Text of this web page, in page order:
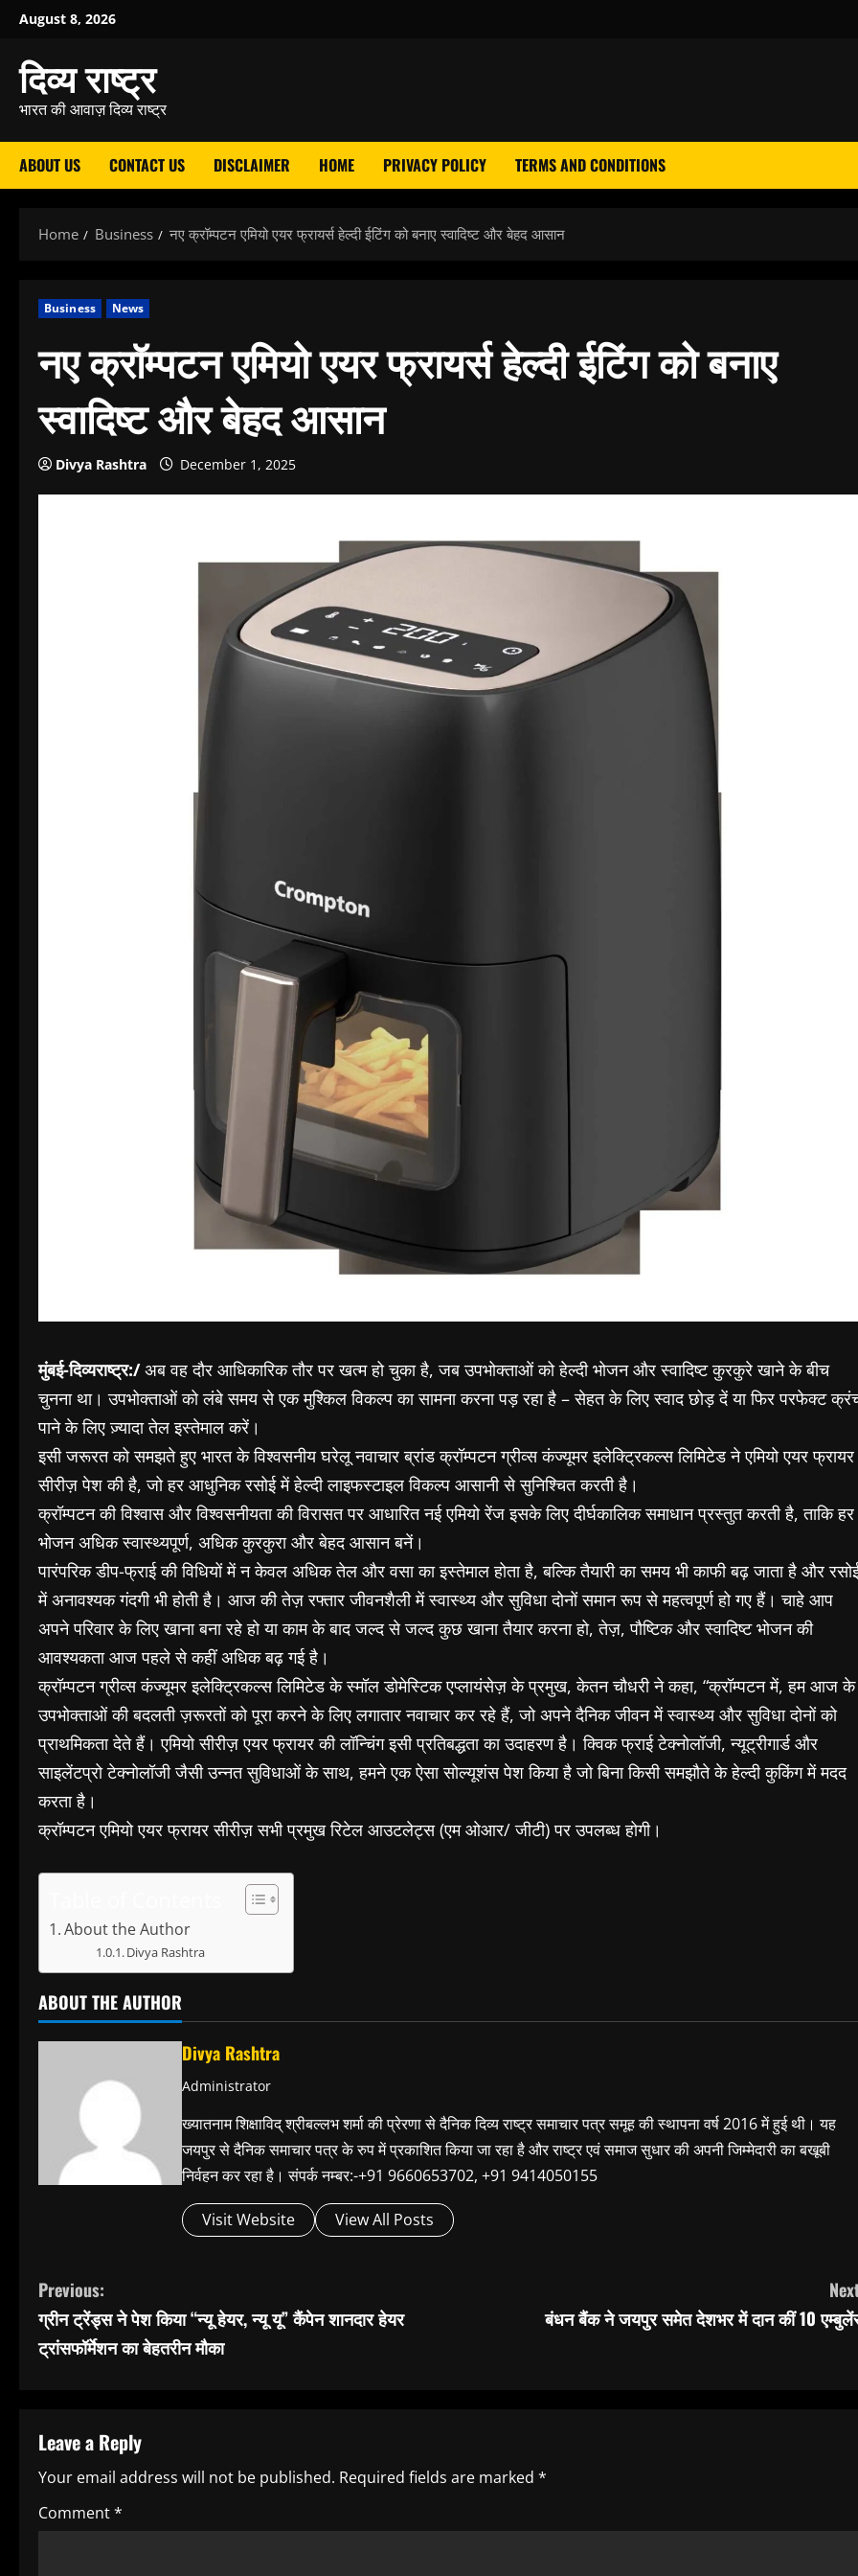
Skip
content
August 8, 2026
दिव्य राष्ट्र
भारत की आवाज़ दिव्य राष्ट्र
ABOUT US CONTACT US DISCLAIMER HOME PRIVACY POLICY TERMS AND CONDITIONS
Home Business नए क्रॉम्पटन एमियो एयर फ्रायर्स हेल्दी ईटिंग को बनाए स्वादिष्ट और बेहद आसान
Business News
नए क्रॉम्पटन एमियो एयर फ्रायर्स हेल्दी ईटिंग को बनाए
स्वादिष्ट और बेहद आसान
Divya Rashtra December 1, 2025
मुंबई-दिव्यराष्ट्र:/अब वह दौर आधिकारिक तौर पर खत्म हो चुका है, जब उपभोक्ताओं को हेल्दी भोजन और स्वादिष्ट कुरकुरे खाने के बीच
चुनना था। उपभोक्ताओं को लंबे समय से एक मुश्किल विकल्प का सामना करना पड़ रहा है – सेहत के लिए स्वाद छोड़ दें या फिर परफेक्ट
पाने के लिए ज़्यादा तेल इस्तेमाल करें।
इसी जरूरत को समझते हुए भारत के विश्वसनीय घरेलू नवाचार ब्रांड क्रॉम्पटन ग्रीव्स कंज्यूमर इलेक्ट्रिकल्स लिमिटेड ने एमियो एयर फ्रायर
सीरीज़ पेश की है, जो हर आधुनिक रसोई में हेल्दी लाइफस्टाइल विकल्प आसानी से सुनिश्चित करती है।
क्रॉम्पटन की विश्वास और विश्वसनीयता की विरासत पर आधारित नई एमियो रेंज इसके लिए दीर्घकालिक समाधान प्रस्तुत करती है, ताकि हर
भोजन अधिक स्वास्थ्यपूर्ण, अधिक कुरकुरा और बेहद आसान बनें।
पारंपरिक डीप-फ्राई की विधियों में न केवल अधिक तेल और वसा का इस्तेमाल होता है, बल्कि तैयारी का समय भी काफी बढ़ जाता है और
में अनावश्यक गंदगी भी होती है। आज की तेज़ रफ्तार जीवनशैली में स्वास्थ्य और सुविधा दोनों समान रूप से महत्वपूर्ण हो गए हैं। चाहे आप
अपने परिवार के लिए खाना बना रहे हो या काम के बाद जल्द से जल्द कुछ खाना तैयार करना हो, तेज़, पौष्टिक और स्वादिष्ट भोजन की
आवश्यकता आज पहले से कहीं अधिक बढ़ गई है।
क्रॉम्पटन ग्रीव्स कंज्यूमर इलेक्ट्रिकल्स लिमिटेड के स्मॉल डोमेस्टिक एप्लायंसेज़ के प्रमुख, केतन चौधरी ने कहा, “क्रॉम्पटन में, हम आज के
उपभोक्ताओं की बदलती ज़रूरतों को पूरा करने के लिए लगातार नवाचार कर रहे हैं, जो अपने दैनिक जीवन में स्वास्थ्य और सुविधा दोनों को
प्राथमिकता देते हैं। एमियो सीरीज़ एयर फ्रायर की लॉन्चिंग इसी प्रतिबद्धता का उदाहरण है। क्विक फ्राई टेक्नोलॉजी, न्यूट्रीगार्ड और
साइलेंटप्रो टेक्नोलॉजी जैसी उन्नत सुविधाओं के साथ, हमने एक ऐसा सोल्यूशंस पेश किया है जो बिना किसी समझौते के हेल्दी कुकिंग में मदद
करता है।
क्रॉम्पटन एमियो एयर फ्रायर सीरीज़ सभी प्रमुख रिटेल आउटलेट्स (एम ओआर/ जीटी) पर उपलब्ध होगी।
About the Author
Divya Rashtra
ABOUT THE AUTHOR
Divya Rashtra
Administrator
ख्यातनाम शिक्षाविद् श्रीबल्लभ शर्मा की प्रेरणा से दैनिक दिव्य राष्ट्र समाचार पत्र समूह की स्थापना वर्ष 2016 में हुई थी। यह
जयपुर से दैनिक समाचार पत्र के रुप में प्रकाशित किया जा रहा है और राष्ट्र एवं समाज सुधार की अपनी जिम्मेदारी का बखूबी
निर्वहन कर रहा है। संपर्क नम्बर:-+91 9660653702, +91 9414050155
Visit Website View All Posts
C
o
i
n
u
Previous:
ग्रीन ट्रेंड्स ने पेश किया “न्यू हेयर, न्यू यू” कैंपेन शानदार हेयर
ट्रांसफॉर्मेशन का बेहतरीन मौका
बंधन बैंक ने जयपुर समेत देशभर में दान कीं 10
Leave a Reply
Your email address will not be published. Required fields are marked *
Comment*